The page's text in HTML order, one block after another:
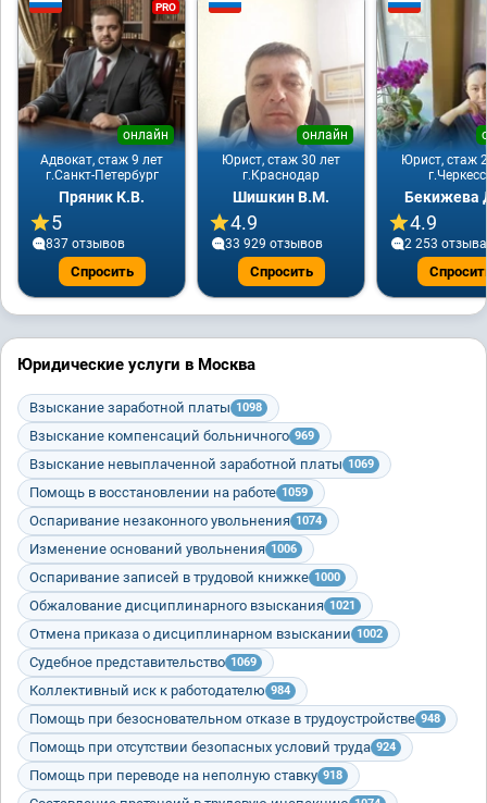
PRO
Адвокат, стаж 9 лет
онлайн
г.Санкт-Петербург
Пряник К.В.
5
837 отзывов
Спросить
Юрист, стаж 30 лет
онлайн
г.Краснодар
Шишкин В.М.
4.9
33 929 отзывов
Спросить
Юрист, стаж
Бекижева
4.9
2 253 отзывa
Юридические услуги в Москва
Взыскание заработной платы 1098
Взыскание компенсаций больничного 969
Взыскание невыплаченной заработной платы 1069
Помощь в восстановлении на работе 1059
Оспаривание незаконного увольнения 1074
Изменение оснований увольнения 1006
Оспаривание записей в трудовой книжке 1000
Обжалование дисциплинарного взыскания 1021
Отмена приказа о дисциплинарном взыскании 1002
Судебное представительство 1069
Коллективный иск к работодателю 984
Помощь при безосновательном отказе в трудоустройстве 948
Помощь при отсутствии безопасных условий труда 924
Помощь при переводе на неполную ставку 918